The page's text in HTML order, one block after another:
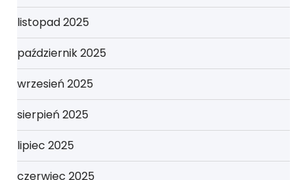
listopad 2025
październik 2025
wrzesień 2025
sierpień 2025
lipiec 2025
czerwiec 2025